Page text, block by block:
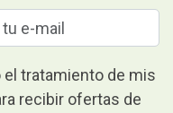
el tratamiento de mis
recibir ofertas de